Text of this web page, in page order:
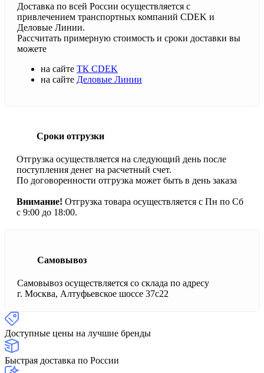
Доставка по всей России осуществляется с
привлечением транспортных компаний CDEK и
Деловые Линии.
Рассчитать примерную стоимость и сроки доставки вы
можете
на сайте ТК CDEK
на сайте Деловые Линии
Сроки отгрузки
Отгрузка осуществляется на следующий день после
поступления денег на расчетный счет.
По договоренности отгрузка может быть в день заказа
Внимание! Отгрузка товара осуществляется с Пн по Сб
с 9:00 до 18:00.
Самовывоз
Самовывоз осуществляется со склада по адресу
г. Москва, Алтуфьевское шоссе 37с22
Доступные цены на лучшие бренды
Быстрая доставка по России